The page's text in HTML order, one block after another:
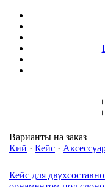
Варианты на заказ
Кий · Кейс ·
Кейс для